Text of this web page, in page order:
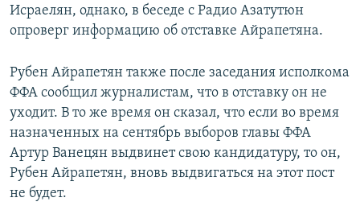
Исраелян, однако, в беседе с Радио Азатутюн
опроверг информацию об отставке Айрапетяна.
Рубен Айрапетян также после заседания исполкома
ФФА сообщил журналистам, что в отставку он не
уходит. В то же время он сказал, что если во время
назначенных на сентябрь выборов главы ФФА
Артур Ванецян выдвинет свою кандидатуру, то он,
Рубен Айрапетян, вновь выдвигаться на этот пост
не будет.